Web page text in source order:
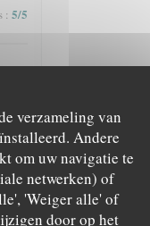
verzameling van
Andere
om uw navigatie te
netwerken) of
'Weiger alle' of
door op het
: 5/5
: 4/5